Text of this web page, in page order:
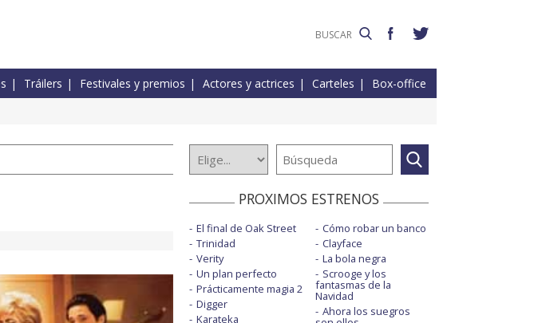
Tráilers Festivales y premios Actores y actrices Carteles Box-office
PROXIMOS ESTRENOS
El final de Oak Street
Trinidad
Verity
Un plan perfecto
Prácticamente magia 2
Digger
Karateka
Cómo robar un banco
Clayface
La bola negra
Scrooge y los
fantasmas de la
Navidad
Ahora los suegros